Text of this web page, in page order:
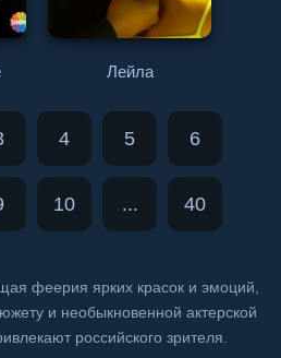
Лейла
4 5 6
10 ... 40
феерия ярких красок и эмоций,
и необыкновенной актерской
российского зрителя.